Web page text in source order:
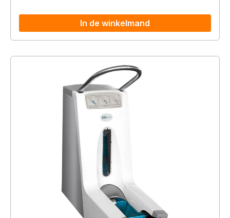
In de winkelmand